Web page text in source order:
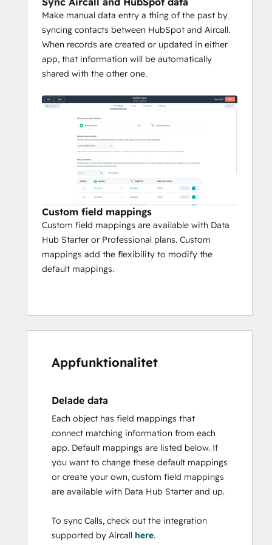
Make manual data entry a thing of the past by
syncing contacts between HubSpot and Aircall.
When records are created or updated in either
app, that information will be automatically
shared with the other one.
Custom field mappings
Custom field mappings are available with Data
Hub Starter or Professional plans. Custom
mappings add the flexibility to modify the
default mappings.
Appfunktionalitet
Delade data
Each object has field mappings that
connect matching information from each
app. Default mappings are listed below. If
you want to change these default mappings
or create your own, custom field mappings
are available with Data Hub Starter and up.
To sync Calls, check out the integration
supported by Aircall here.